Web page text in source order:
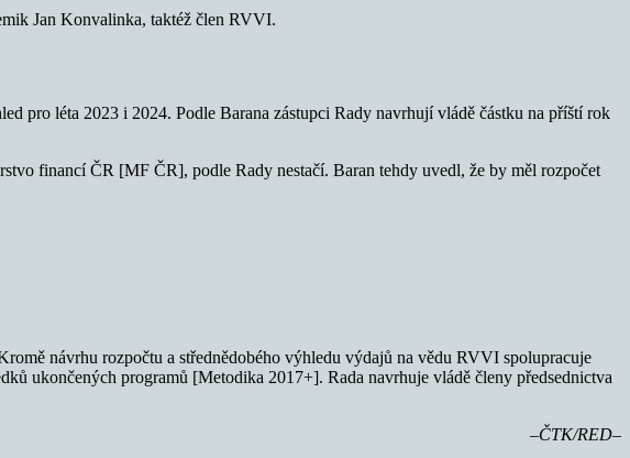
Jan Konvalinka, taktéž člen RVVI.
pro léta 2023 i 2024. Podle Barana zástupci Rady navrhují vládě částku na příští rok
financí ČR [MF ČR], podle Rady nestačí. Baran tehdy uvedl, že by měl rozpočet
návrhu rozpočtu a střednědobého výhledu výdajů na vědu RVVI spolupracuje
ukončených programů [Metodika 2017+]. Rada navrhuje vládě členy předsednictva
–ČTK/RED–